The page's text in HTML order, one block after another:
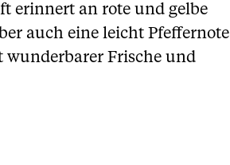
erinnert an rote und gelbe
auch eine leicht Pfeffernote
Frische und